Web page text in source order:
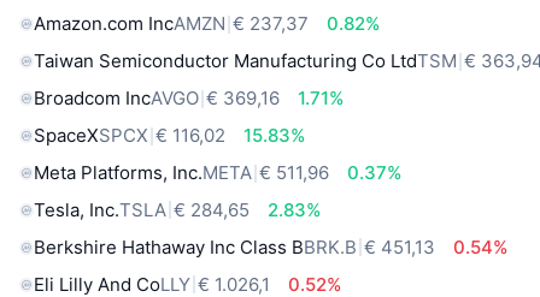
Amazon.com IncAMZN € 237,37
0.82%
Taiwan Semiconductor Manufacturing Co LtdTSM €
Broadcom IncAVGO € 369,16
1.71%
SpaceXSPCX € 116,02
15.83%
Meta Platforms, Inc.META € 511,96
0.37%
Tesla, Inc.TSLA € 284,65
2.83%
Berkshire Hathaway Inc Class BBRK.B € 451,13
0.54%
Eli Lilly And CoLLY € 1.026,1
0.52%